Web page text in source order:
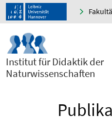
Institut für Didaktik der
Naturwissenschaften